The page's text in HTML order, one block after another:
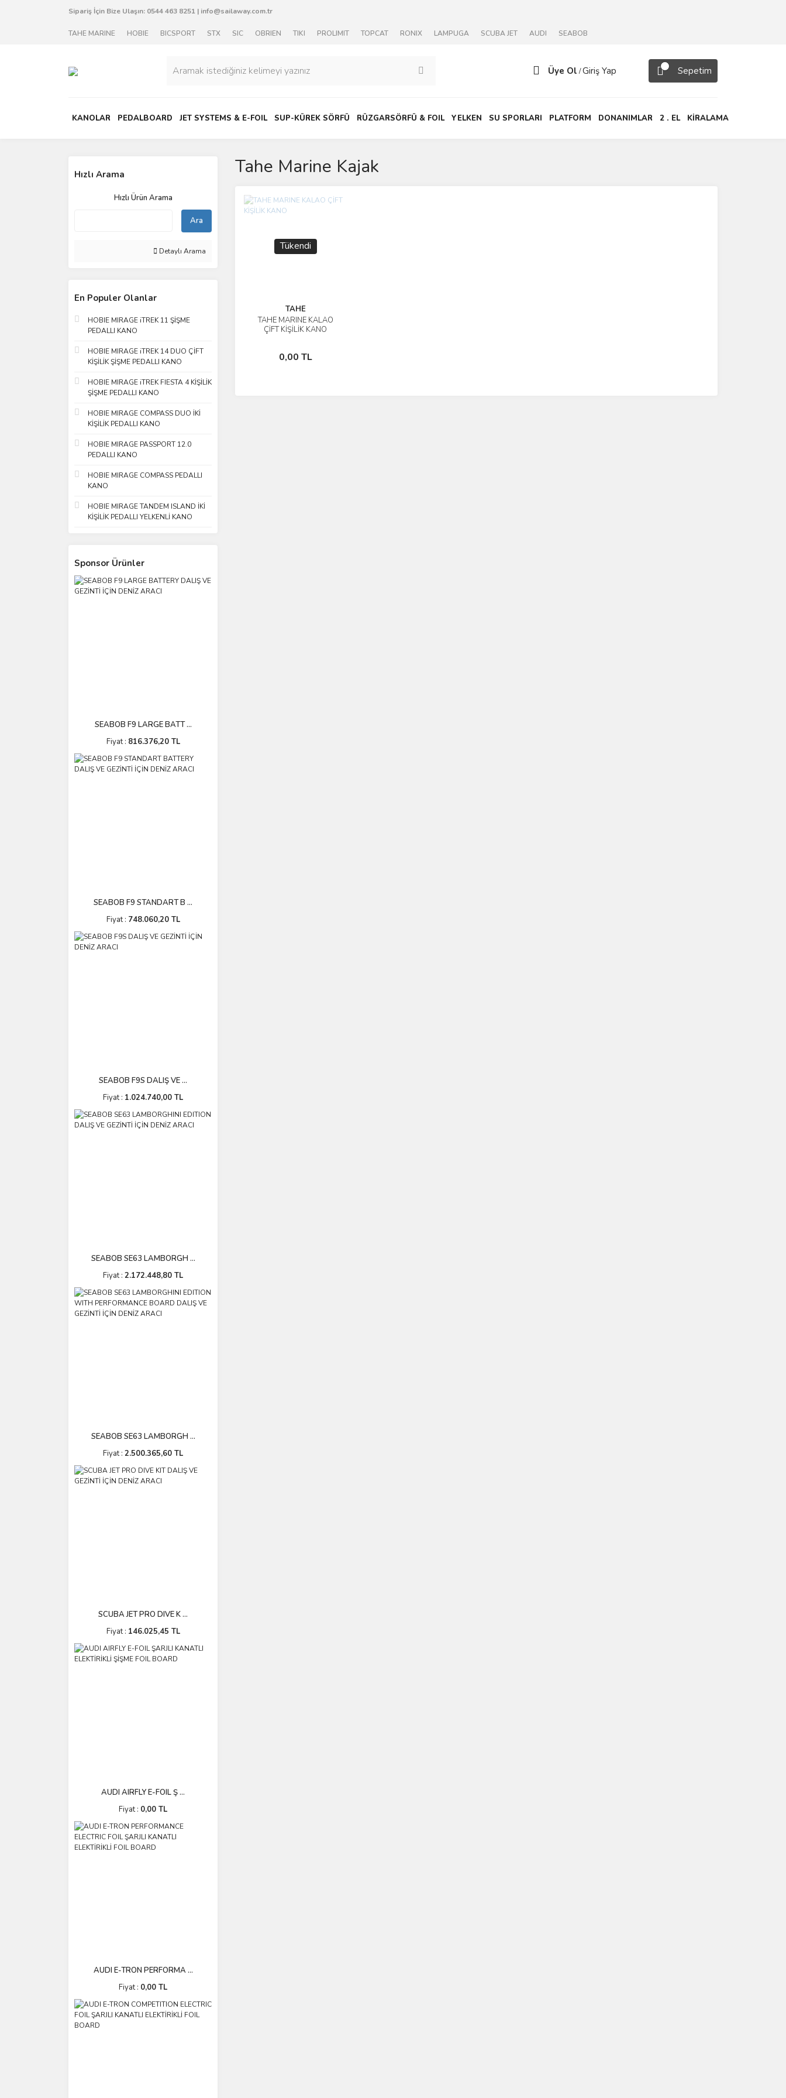
Sipariş İçin Bize Ulaşın: 0544 463 8251 | info@sailaway.com.tr
TAHE MARINE HOBIE BICSPORT STX SIC OBRIEN TIKI PROLIMIT TOPCAT RONIX LAMPUGA SCUBA JET AUDI SEABOB
Üye Ol /Giriş Yap Sepetim
KANOLAR PEDALBOARD JET SYSTEMS & E-FOIL SUP-KÜREK SÖRFÜ RÜZGARSÖRFÜ & FOIL YELKEN SU SPORLARI PLATFORM DONANIMLAR 2 . EL KİRALAMA
Hızlı Arama
Hızlı Ürün Arama
Ara
Detaylı Arama
En Populer Olanlar
HOBIE MIRAGE iTREK 11 ŞİŞME
PEDALLI KANO
HOBIE MIRAGE iTREK 14 DUO ÇİFT
KİŞİLİK ŞİŞME PEDALLI KANO
HOBIE MIRAGE iTREK FIESTA 4 KİŞİLİK
ŞİŞME PEDALLI KANO
HOBIE MIRAGE COMPASS DUO İKİ
KİŞİLİK PEDALLI KANO
HOBIE MIRAGE PASSPORT 12.0
PEDALLI KANO
HOBIE MIRAGE COMPASS PEDALLI
KANO
HOBIE MIRAGE TANDEM ISLAND İKİ
KİŞİLİK PEDALLI YELKENLİ KANO
Sponsor Ürünler
SEABOB F9 LARGE BATT ...
Fiyat : 816.376,20 TL
SEABOB F9 STANDART B ...
Fiyat : 748.060,20 TL
SEABOB F9S DALIŞ VE ...
Fiyat : 1.024.740,00 TL
SEABOB SE63 LAMBORGH ...
Fiyat : 2.172.448,80 TL
SEABOB SE63 LAMBORGH ...
Fiyat : 2.500.365,60 TL
SCUBA JET PRO DIVE K ...
Fiyat : 146.025,45 TL
AUDI AIRFLY E-FOIL Ş ...
Fiyat : 0,00 TL
AUDI E-TRON PERFORMA ...
Fiyat : 0,00 TL
Tahe Marine Kajak
Tükendi
TAHE
TAHE MARINE KALAO
ÇİFT KİŞİLİK KANO
0,00 TL
İncele
Stokta Yok